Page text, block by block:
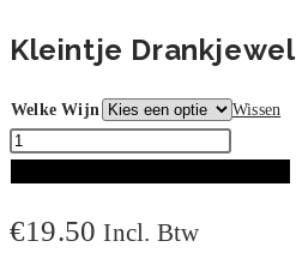
Kleintje
Welke Wijn
Wissen
Kleintje
6
€19.50 Incl. Btw